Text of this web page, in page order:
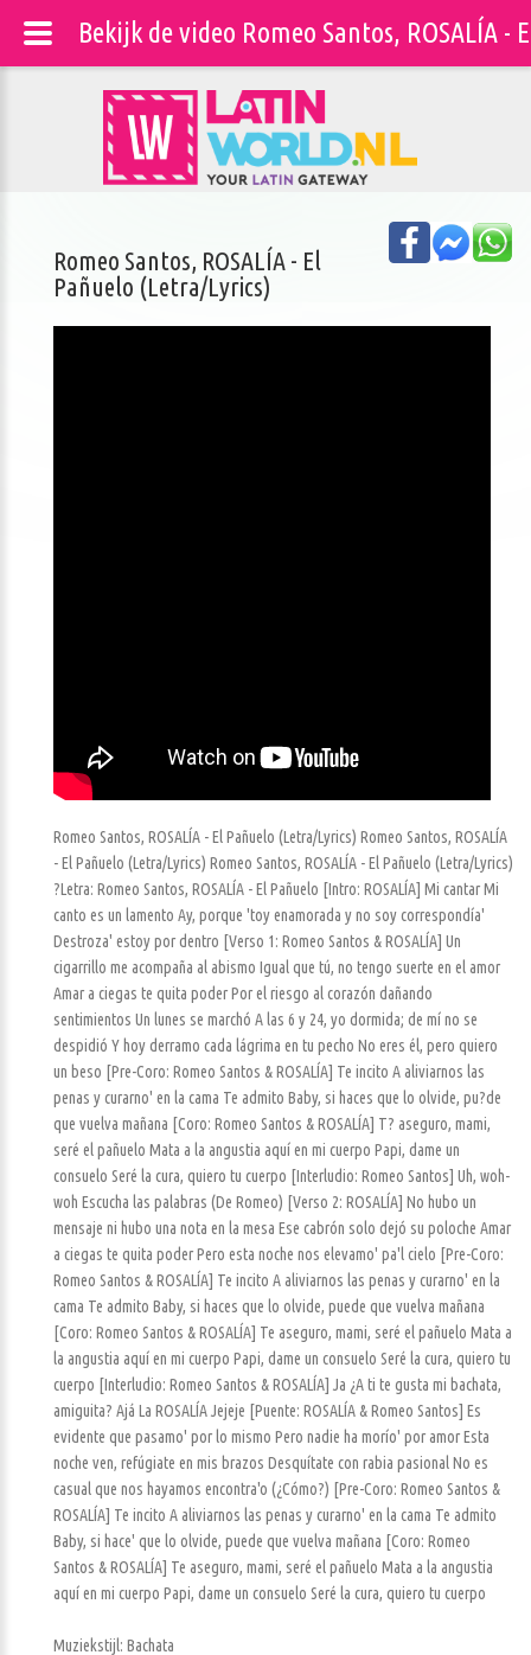
Romeo Santos, ROSALÍA - El
Pañuelo (Letra/Lyrics)
Romeo Santos, ROSALÍA - El Pañuelo (Letra/Lyrics) Romeo Santos, ROSALÍA
- El Pañuelo (Letra/Lyrics) Romeo Santos, ROSALÍA - El Pañuelo (Letra/Lyrics)
?Letra: Romeo Santos, ROSALÍA - El Pañuelo [Intro: ROSALÍA] Mi cantar Mi
canto es un lamento Ay, porque 'toy enamorada y no soy correspondía'
Destroza' estoy por dentro [Verso 1: Romeo Santos & ROSALÍA] Un
cigarrillo me acompaña al abismo Igual que tú, no tengo suerte en el amor
Amar a ciegas te quita poder Por el riesgo al corazón dañando
sentimientos Un lunes se marchó A las 6 y 24, yo dormida; de mí no se
despidió Y hoy derramo cada lágrima en tu pecho No eres él, pero quiero
un beso [Pre-Coro: Romeo Santos & ROSALÍA] Te incito A aliviarnos las
penas y curarno' en la cama Te admito Baby, si haces que lo olvide, pu?de
que vuelva mañana [Coro: Romeo Santos & ROSALÍA] T? aseguro, mami,
seré el pañuelo Mata a la angustia aquí en mi cuerpo Papi, dame un
consuelo Seré la cura, quiero tu cuerpo [Interludio: Romeo Santos] Uh, woh-
woh Escucha las palabras (De Romeo) [Verso 2: ROSALÍA] No hubo un
mensaje ni hubo una nota en la mesa Ese cabrón solo dejó su poloche Amar
a ciegas te quita poder Pero esta noche nos elevamo' pa'l cielo [Pre-Coro:
Romeo Santos & ROSALÍA] Te incito A aliviarnos las penas y curarno' en la
cama Te admito Baby, si haces que lo olvide, puede que vuelva mañana
[Coro: Romeo Santos & ROSALÍA] Te aseguro, mami, seré el pañuelo Mata a
la angustia aquí en mi cuerpo Papi, dame un consuelo Seré la cura, quiero tu
cuerpo [Interludio: Romeo Santos & ROSALÍA] Ja ¿A ti te gusta mi bachata,
amiguita? Ajá La ROSALÍA Jejeje [Puente: ROSALÍA & Romeo Santos] Es
evidente que pasamo' por lo mismo Pero nadie ha morío' por amor Esta
noche ven, refúgiate en mis brazos Desquítate con rabia pasional No es
casual que nos hayamos encontra'o (¿Cómo?) [Pre-Coro: Romeo Santos &
ROSALÍA] Te incito A aliviarnos las penas y curarno' en la cama Te admito
Baby, si hace' que lo olvide, puede que vuelva mañana [Coro: Romeo
Santos & ROSALÍA] Te aseguro, mami, seré el pañuelo Mata a la angustia
aquí en mi cuerpo Papi, dame un consuelo Seré la cura, quiero tu cuerpo
Muziekstijl: Bachata
Bekijk de video Romeo Santos, ROSALÍA -